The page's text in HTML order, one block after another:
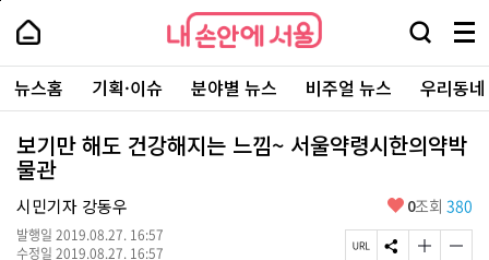
본
로
가
내
손
안
에
서
울
-
서
울
시
대
표
소
내
손
에
울
검
창
열
기
메
뉴
전
체
보
기
주
요
서
뉴스홈 기획·이슈 분야별 뉴스 비주얼 뉴스 우리동
보기만 해도 건강해지는 느낌~ 서울약령시한의약박
물관
시민기자 강동우
발행일 2019.08.27. 16:57
수정일 2019.08.27. 16:57
좋
요
0조회 380
페 S 글 글
페
상
단
로